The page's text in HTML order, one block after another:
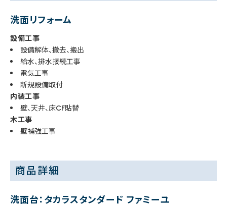
洗面リフォーム
設備工事
設備解体、撤去、搬出
給水、排水接続工事
電気工事
新規設備取付
内装工事
壁、天井、床CF貼替
木工事
壁補強工事
商品詳細
洗面台：タカラスタンダード ファミーユ